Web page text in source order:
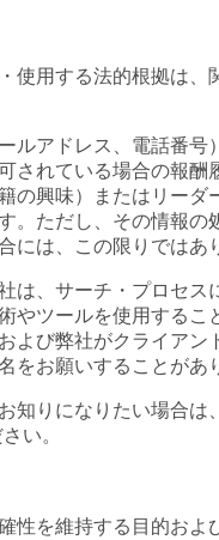
使用する法的根拠は
ルアドレス、電話番
されている場合の報
の興味）またはリー
。ただし、その情報
には、この限りではあ
は、サーチ・プロセ
やツールを使用する
よび弊社がクライア
をお願いすることがあ
知りになりたい場合は
い。
性を維持する目的お